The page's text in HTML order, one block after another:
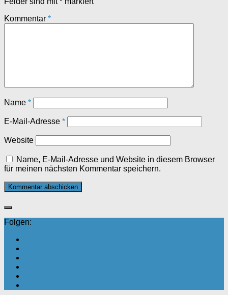
Kommentar *
Name *
E-Mail-Adresse *
Website
Name, E-Mail-Adresse und Website in diesem Browser
für meinen nächsten Kommentar speichern.
Folgen: